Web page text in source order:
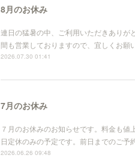
8月のお休み
連日の猛暑の中、ご利用いただきありが
間も営業しておりますので、宜しくお
2026.07.30 01:41
7月のお休み
７月のお休みのお知らせです。料金も
日定休のみの予定です。前日までのご
2026.06.26 09:48